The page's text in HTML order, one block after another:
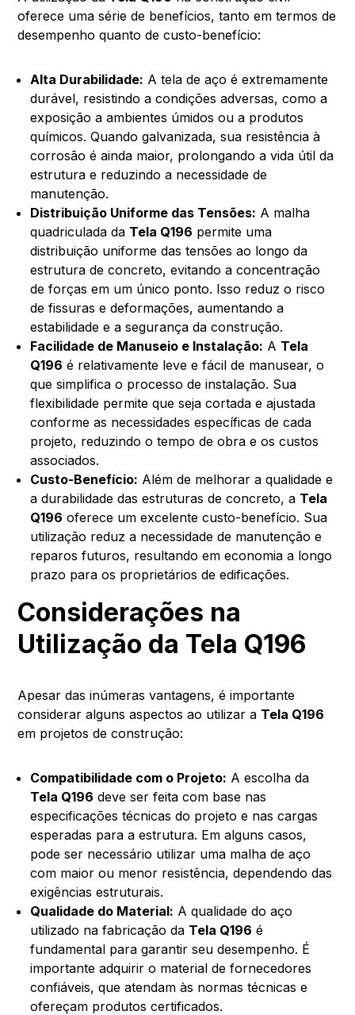
oferece uma série de benefícios, tanto em termos de
desempenho quanto de custo-benefício:
Alta Durabilidade: A tela de aço é extremamente
durável, resistindo a condições adversas, como a
exposição a ambientes úmidos ou a produtos
químicos. Quando galvanizada, sua resistência à
corrosão é ainda maior, prolongando a vida útil da
estrutura e reduzindo a necessidade de
manutenção.
Distribuição Uniforme das Tensões: A malha
quadriculada da Tela Q196 permite uma
distribuição uniforme das tensões ao longo da
estrutura de concreto, evitando a concentração
de forças em um único ponto. Isso reduz o risco
de fissuras e deformações, aumentando a
estabilidade e a segurança da construção.
Facilidade de Manuseio e Instalação: A Tela
Q196 é relativamente leve e fácil de manusear, o
que simplifica o processo de instalação. Sua
flexibilidade permite que seja cortada e ajustada
conforme as necessidades específicas de cada
projeto, reduzindo o tempo de obra e os custos
associados.
Custo-Benefício: Além de melhorar a qualidade e
a durabilidade das estruturas de concreto, a Tela
Q196 oferece um excelente custo-benefício. Sua
utilização reduz a necessidade de manutenção e
reparos futuros, resultando em economia a longo
prazo para os proprietários de edificações.
Considerações na
Utilização da Tela Q196
Apesar das inúmeras vantagens, é importante
considerar alguns aspectos ao utilizar a Tela Q196
em projetos de construção:
Compatibilidade com o Projeto: A escolha da
Tela Q196 deve ser feita com base nas
especificações técnicas do projeto e nas cargas
esperadas para a estrutura. Em alguns casos,
pode ser necessário utilizar uma malha de aço
com maior ou menor resistência, dependendo das
exigências estruturais.
Qualidade do Material: A qualidade do aço
utilizado na fabricação da Tela Q196 é
fundamental para garantir seu desempenho. É
importante adquirir o material de fornecedores
confiáveis, que atendam às normas técnicas e
ofereçam produtos certificados.